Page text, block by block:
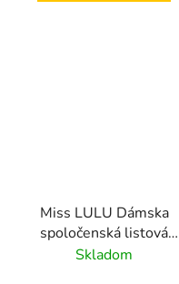
Miss LULU Dámska
spoločenská listová
kabelka LP2306 -
Skladom